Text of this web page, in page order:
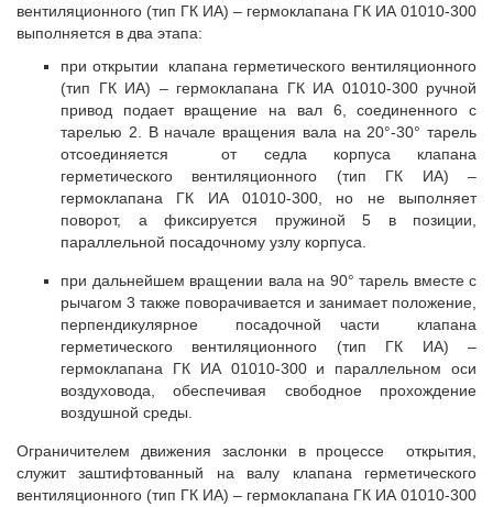
вентиляционного (тип ГК ИА) – гермоклапана ГК ИА 01010-300
выполняется в два этапа:
при открытии клапана герметического вентиляционного
(тип ГК ИА) – гермоклапана ГК ИА 01010-300 ручной
привод подает вращение на вал 6, соединенного с
тарелью 2. В начале вращения вала на 20°-30° тарель
отсоединяется от седла корпуса клапана
герметического вентиляционного (тип ГК ИА) –
гермоклапана ГК ИА 01010-300, но не выполняет
поворот, а фиксируется пружиной 5 в позиции,
параллельной посадочному узлу корпуса.
при дальнейшем вращении вала на 90° тарель вместе с
рычагом 3 также поворачивается и занимает положение,
перпендикулярное посадочной части клапана
герметического вентиляционного (тип ГК ИА) –
гермоклапана ГК ИА 01010-300 и параллельном оси
воздуховода, обеспечивая свободное прохождение
воздушной среды.
Ограничителем движения заслонки в процессе открытия,
служит заштифтованный на валу клапана герметического
вентиляционного (тип ГК ИА) – гермоклапана ГК ИА 01010-300